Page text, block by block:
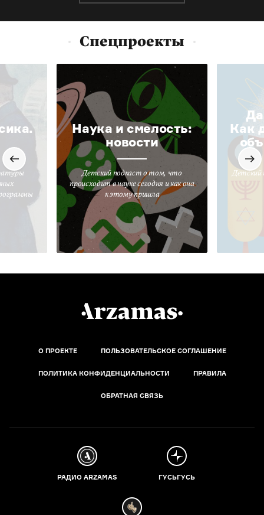
Спецпроекты
Наука и смелость:
новости
Детский подкаст о том, что
происходит в науке сегодня и как она
к этому пришла
Да
Как
Детский
О ПРОЕКТЕ ПОЛЬЗОВАТЕЛЬСКОЕ СОГЛАШЕНИЕ
ПОЛИТИКА КОНФИДЕНЦИАЛЬНОСТИ ПРАВИЛА
ОБРАТНАЯ СВЯЗЬ
РАДИО ARZAMAS ГУСЬГУСЬ